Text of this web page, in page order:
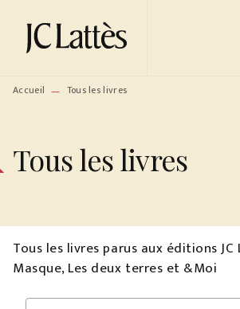
MENU RECHERCHE
PIED DE PAGE
Accueil — Tous les livres
Tous les livres
Tous les livres parus aux éditions JC
Masque, Les deux terres et &Moi